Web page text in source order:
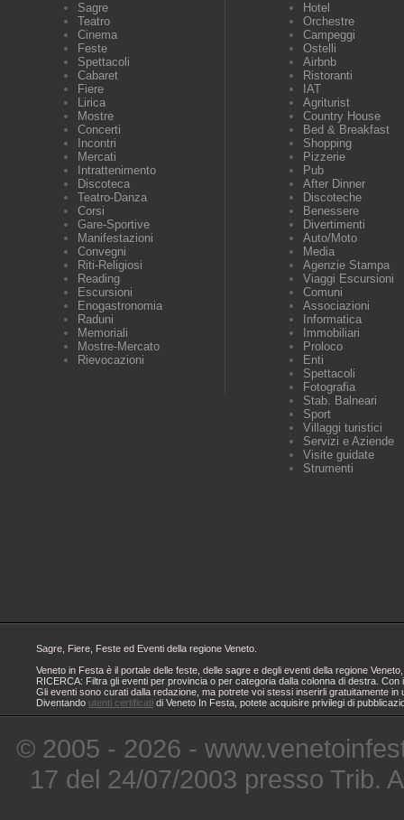
Sagre
Teatro
Cinema
Feste
Spettacoli
Cabaret
Fiere
Lirica
Mostre
Concerti
Incontri
Mercati
Intrattenimento
Discoteca
Teatro-Danza
Corsi
Gare-Sportive
Manifestazioni
Convegni
Riti-Religiosi
Reading
Escursioni
Enogastronomia
Raduni
Memoriali
Mostre-Mercato
Rievocazioni
Hotel
Orchestre
Campeggi
Ostelli
Airbnb
Ristoranti
IAT
Agriturist
Country House
Bed & Breakfast
Shopping
Pizzerie
Pub
After Dinner
Discoteche
Benessere
Divertimenti
Auto/Moto
Media
Agenzie Stampa
Viaggi Escursioni
Comuni
Associazioni
Informatica
Immobiliari
Proloco
Enti
Spettacoli
Fotografia
Stab. Balneari
Sport
Villaggi turistici
Servizi e Aziende
Visite guidate
Strumenti
Sagre, Fiere, Feste ed Eventi della regione Veneto.
Veneto in Festa è il portale delle feste, delle sagre e degli eventi della regione
RICERCA: Filtra gli eventi per provincia o per categoria dalla colonna di destra.
Gli eventi sono curati dalla redazione, ma potrete voi stessi inserirli gratuitamente
Diventando utenti certificati di Veneto In Festa, potete acquisire privilegi di
© 2005 - 2026 -
17 del 24/07/2003 presso Trib.